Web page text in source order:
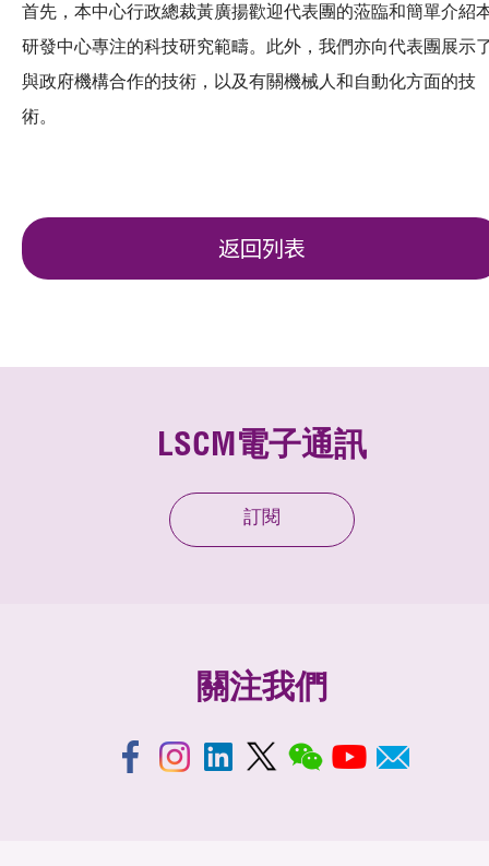
首先，本中心行政總裁黃廣揚歡迎代表團的蒞臨和簡單介紹
研發中心專注的科技研究範疇。此外，我們亦向代表團展示
與政府機構合作的技術，以及有關機械人和自動化方面的技
術。
返回列表
LSCM電子通訊
訂閱
關注我們